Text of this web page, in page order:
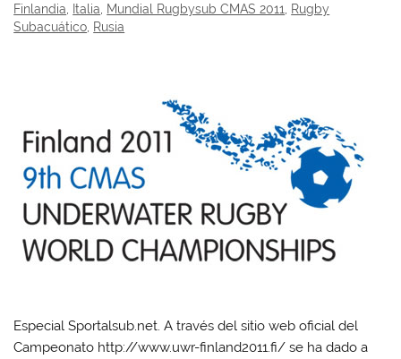
Finlandia
Italia Mundial Rugbysub CMAS 2011
Rugby
Subacuático Rusia
Especial Sportalsub.net. A través del sitio web oficial del
Campeonato http://www.uwr-finland2011.fi/ se ha dado a